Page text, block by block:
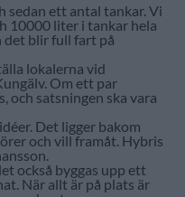
sedan ett antal tankar. Vi
10000 liter i tankar hela
det blir full fart på
lokalerna vid
Om ett par
och satsningen ska vara
Det ligger bakom
och vill framåt. Hybris
också byggas upp ett
När allt är på plats är